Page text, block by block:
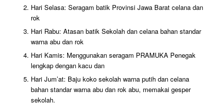
Hari Selasa: Seragam batik Provinsi Jawa Barat celana dan
rok
Hari Rabu: Atasan batik Sekolah dan celana bahan standar
warna abu dan rok
Hari Kamis: Menggunakan seragam PRAMUKA Penegak
lengkap dengan kacu dan
Hari Jum’at: Baju koko sekolah warna putih dan celana
bahan standar warna abu dan rok abu, memakai gesper
sekolah.